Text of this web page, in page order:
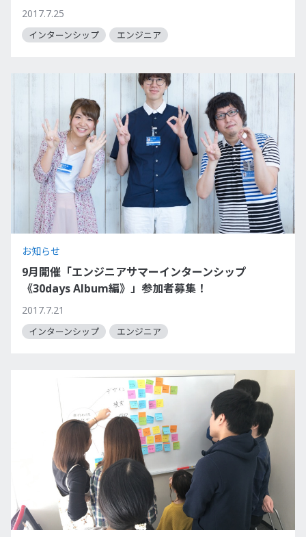
2017.7.25
インターンシップ エンジニア
お知らせ
9月開催「エンジニアサマーインターンシップ
《30days Album編》」参加者募集！
2017.7.21
インターンシップ エンジニア